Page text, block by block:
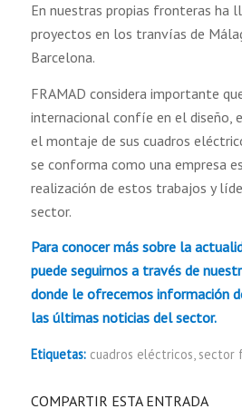
En nuestras propias fronteras ha
proyectos en los tranvías de
Barcelona.
FRAMAD considera importante
internacional confíe en el diseño,
el montaje de sus cuadros
se conforma como una empresa
realización de estos trabajos y
sector.
Para conocer más sobre la
puede seguirnos a través de
donde le ofrecemos información
las últimas noticias del sector.
Etiquetas: cuadros eléctricos, sector
COMPARTIR ESTA ENTRADA